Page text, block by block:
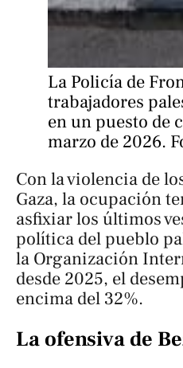
La Policía de
trabajadores
en un puesto de
marzo de 2026.
Con la violencia de
Gaza, la ocupación
asfixiar los últimos
política del pueblo
la Organización
desde 2025, el
encima del 32%.
La ofensiva de